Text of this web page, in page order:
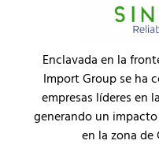
Enclavada en la
Import Group se ha
empresas líderes en
generando un
en la zona de